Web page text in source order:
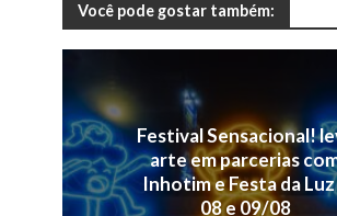
Você pode gostar também:
Festival Sensacional!
arte em parcerias
Inhotim e Festa da Luz
08 e 09/08